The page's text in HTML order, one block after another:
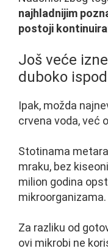
najhladnijim
postoji
Još veće
duboko
Ipak, možda
crvena voda, već
Stotinama
mraku, bez
milion godina
mikroorganizama.
Za razliku od
ovi mikrobi ne